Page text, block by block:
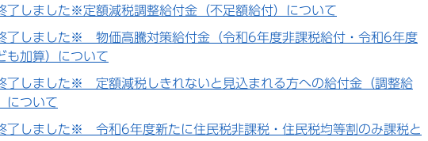
了しました※定額減税調整給付金（不足額給付）について
了しました※ 物価高騰対策給付金（令和6年度非課税給付・令和6年度
も加算）について
了しました※ 定額減税しきれないと見込まれる方への給付金（調整給
について
了しました※ 令和6年度新たに住民税非課税・住民税均等割のみ課税と